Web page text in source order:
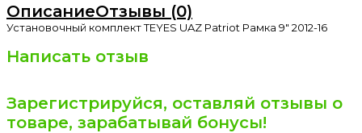
ОписаниеОтзывы (0)
Установочный комплект TEYES UAZ Patriot Рамка 9" 2012-16
Написать отзыв
Зарегистрируйся, оставляй отзывы о
товаре, зарабатывай бонусы!